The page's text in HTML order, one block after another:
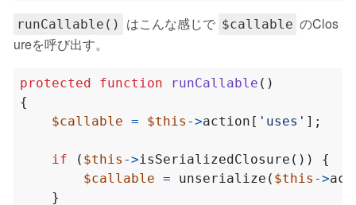
runCallable() はこんな感じで $callable のClos
ureを呼び出す。
protected function runCallable ()
{
$callable = $this ->action [ 'uses' ];
if ( $this ->isSerializedClosure ())
{
$callable = unserialize ( $this ->
}